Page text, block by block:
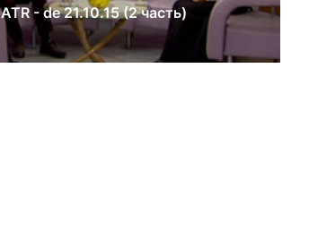
- de 21.10.15 (2 часть)